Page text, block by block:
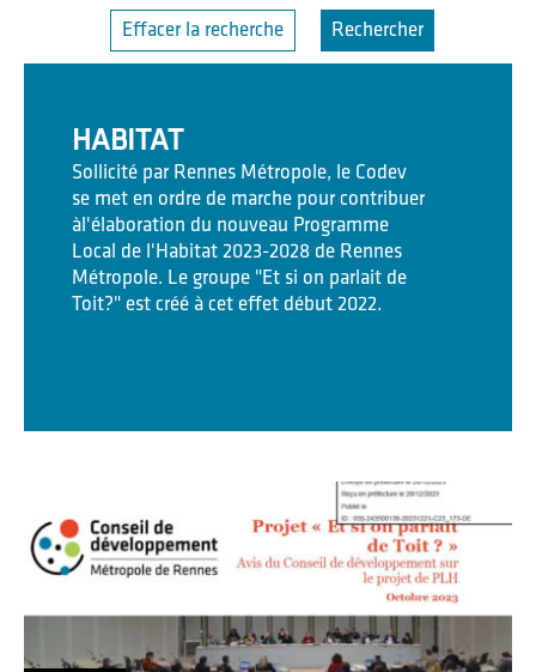
Effacer la recherche
HABITAT
Sollicité par Rennes Métropole, le Codev
se met en ordre de marche pour contribuer
àl'élaboration du nouveau Programme
Local de l'Habitat 2023-2028 de Rennes
Métropole. Le groupe "Et si on parlait de
Toit?" est créé à cet effet début 2022.